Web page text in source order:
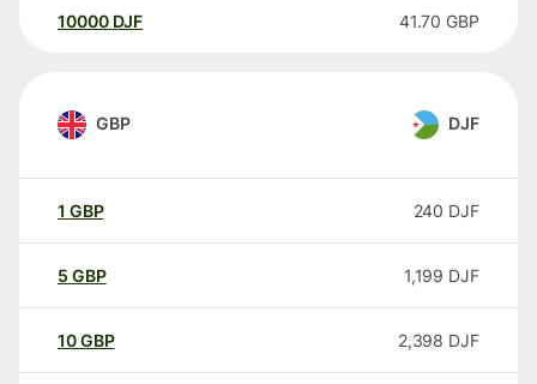
10000 DJF 41.70 GBP
GBP DJF
1 GBP 240 DJF
5 GBP 1,199 DJF
10GBP 2,398 DJF